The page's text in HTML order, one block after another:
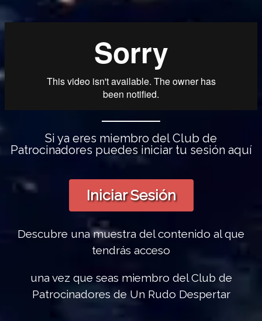
Si ya eres miembro del Club de
Patrocinadores puedes iniciar tu sesión aquí
Iniciar Sesión
Descubre una muestra del contenido al que
tendrás acceso
una vez que seas miembro del Club de
Patrocinadores de Un Rudo Despertar